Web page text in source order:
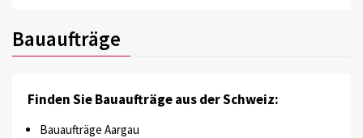
Bauaufträge
Finden Sie Bauaufträge aus der Schweiz:
Bauaufträge Aargau